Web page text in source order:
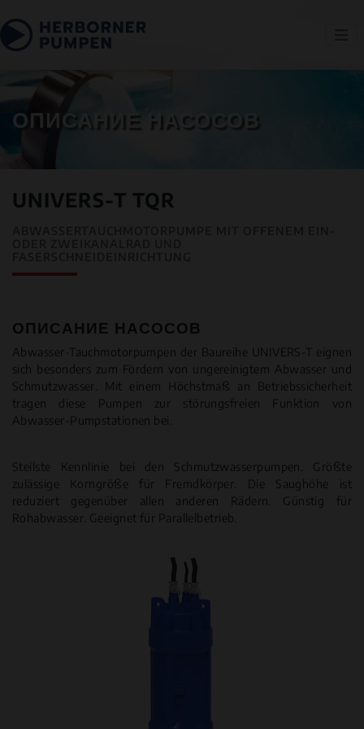
ОПИСАНИЕ НАСОСОВ
UNIVERS-T TQR
ОПИСАНИЕ НАСОСОВ
Abwasser-Tauchmotorpumpen der Baureihe UNIVERS-T eignen
sich besonders zum Fördern von ungereinigtem Abwasser und
Schmutzwasser. Mit einem Höchstmaß an Betriebssicherheit
tragen diese Pumpen zur störungsfreien Funktion von
Abwasser-Pumpstationen bei.
Steilste Kennlinie bei den Schmutzwasserpumpen. Größte
zulässige Korngröße für Fremdkörper. Die Saughöhe ist
reduziert gegenüber allen anderen Rädern. Günstig für
Rohabwasser. Geeignet für Parallelbetrieb.